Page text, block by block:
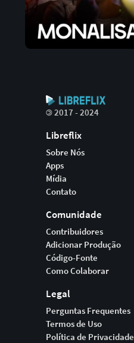
©2017 - 2024
Libreflix
Sobre Nós
Apps
Mídia
Contato
Comunidade
Contribuidores
Adicionar Produção
Código-Fonte
Como Colaborar
Legal
Perguntas Frequentes
Termos de Uso
Política de Privacidade